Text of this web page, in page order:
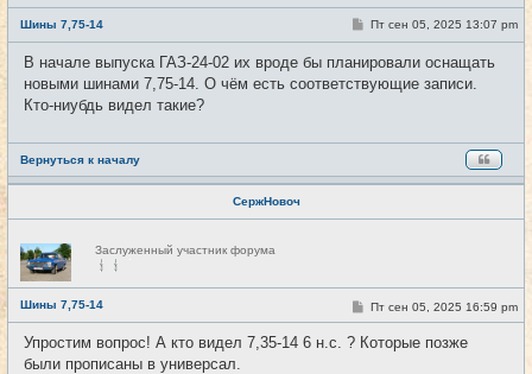
е
т
и
Шины 7,75-14 #1
С
б
щ
е
Пт сен 05, 2025 13:07 pm
В начале выпуска ГАЗ-24-02 их вроде бы планировали оснащать
новыми шинами 7,75-14. О чём есть соответствующие записи.
Кто-ниубдь видел такие?
Вернуться к началу
СержНовоч
Н
е
с
е
т
и
Заслуженный участник форума
Шины 7,75-14 #2
С
о
о
б
Пт сен 05, 2025 16:59 pm
Упростим вопрос! А кто видел 7,35-14 6 н.с. ? Которые позже
были прописаны в универсал.